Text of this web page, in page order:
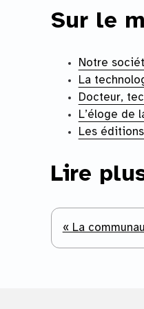
Sur le
Notre
La
Docteur,
L’éloge de
Les
Lire
« La